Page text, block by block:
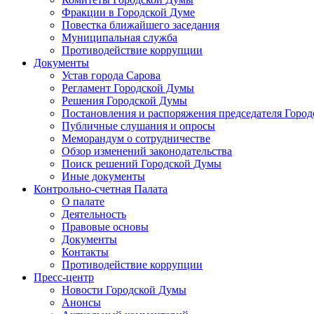
Фракции в Городской Думе
Повестка ближайшего заседания
Муниципальная служба
Противодействие коррупции
Документы
Устав города Сарова
Регламент Городской Думы
Решения Городской Думы
Постановления и распоряжения председателя
Публичные слушания и опросы
Меморандум о сотрудничестве
Обзор изменений законодательства
Поиск решений Городской Думы
Иные документы
Контрольно-счетная Палата
О палате
Деятельность
Правовые основы
Документы
Контакты
Противодействие коррупции
Пресс-центр
Новости Городской Думы
Анонсы